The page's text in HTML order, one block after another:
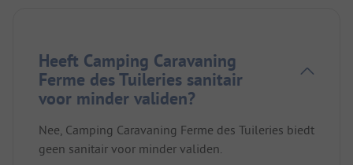
Heeft Camping Caravaning
Ferme des Tuileries sanitair
voor minder validen?
Nee, Camping Caravaning Ferme des Tuileries biedt
geen sanitair voor minder validen.